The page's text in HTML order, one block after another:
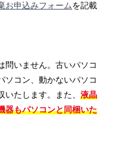
お申込みフォームを記載
問いません。古いパソコ
ソコン、動かないパソコ
たします。また、 液晶
器もパソコンと同梱いた